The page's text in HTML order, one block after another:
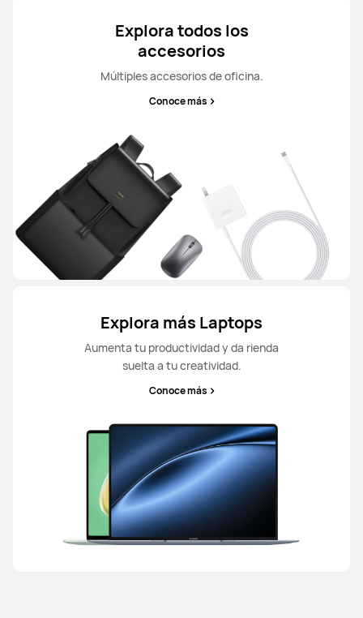
Explora todos los
accesorios
Múltiples accesorios de oficina.
Conoce más
Explora más Laptops
Aumenta tu productividad y da rienda
suelta a tu creatividad.
Conoce más